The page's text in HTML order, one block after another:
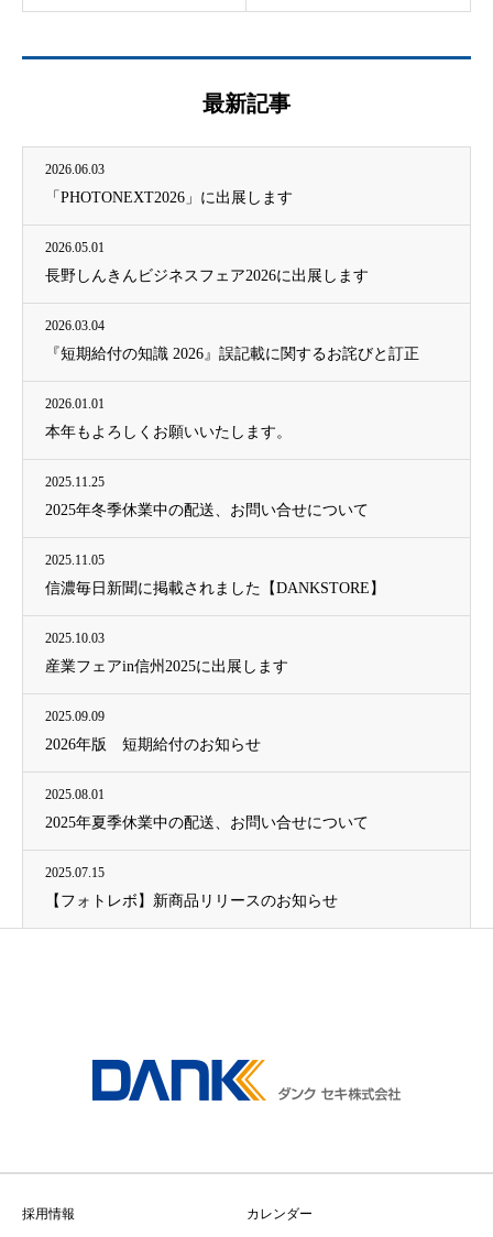
最新記事
2026.06.03
「PHOTONEXT2026」に出展します
2026.05.01
長野しんきんビジネスフェア2026に出展します
2026.03.04
『短期給付の知識 2026』誤記載に関するお詫びと訂正
2026.01.01
本年もよろしくお願いいたします。
2025.11.25
2025年冬季休業中の配送、お問い合せについて
2025.11.05
信濃毎日新聞に掲載されました【DANKSTORE】
2025.10.03
産業フェアin信州2025に出展します
2025.09.09
2026年版 短期給付のお知らせ
2025.08.01
2025年夏季休業中の配送、お問い合せについて
2025.07.15
【フォトレボ】新商品リリースのお知らせ
採用情報 カレンダー